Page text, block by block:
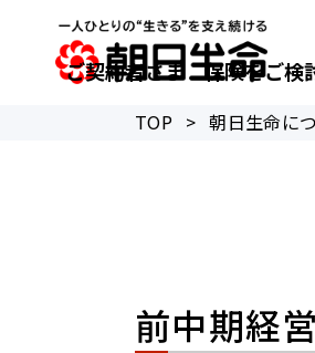
ご契約者さま
保険をご検
TOP > 朝日生命に
前中期経